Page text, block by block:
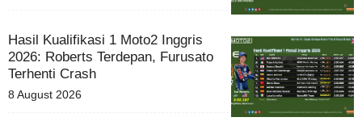
Hasil Kualifikasi 1 Moto2 Inggris
2026: Roberts Terdepan, Furusato
Terhenti Crash
8 August 2026